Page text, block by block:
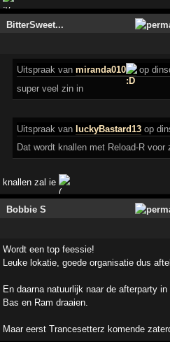
BitterSweet...
Uitspraak vanmiranda010 op
super veel zin in
Uitspraak vanluckyBastard13 op
Dat wordt knallen met Reload-R voor
knallen zal ie
Bobbie S
Wordt een top feessie!
Leuke lokatie, goede organisatie dus
En daarna natuurlijk naar de afterparty
Bas en Ram draaien.
Maar eerst Trancesetterz komende